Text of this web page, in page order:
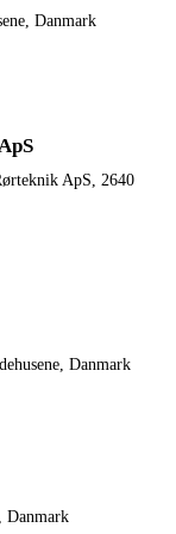
Danmark
ApS, 2640
Danmark
Danmark